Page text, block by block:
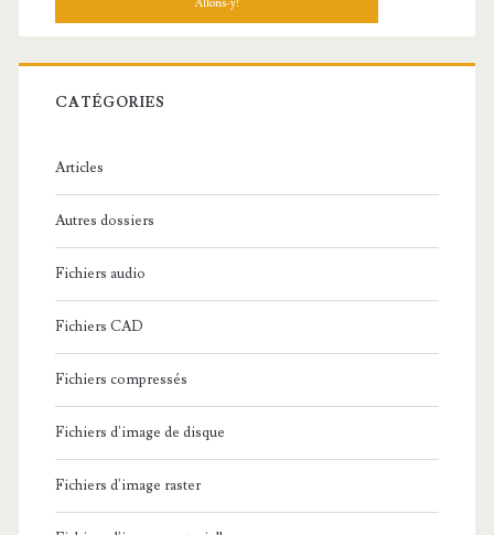
h
r
c
:
CATÉGORIES
Articles
Autres dossiers
Fichiers audio
Fichiers CAD
Fichiers compressés
Fichiers d'image de disque
Fichiers d'image raster